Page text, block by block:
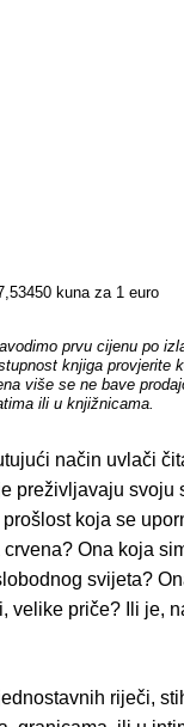
kuna za 1 euro
prvu cijenu po
knjiga provjerite
više se ne bave
ili u knjižnicama.
način uvlači
preživljavaju svoju
koja se
Ona koja
svijeta?
velike priče? Ili je,
riječi,